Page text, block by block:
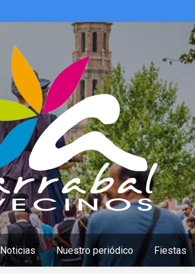
Noticias Nuestro periódico Fiestas